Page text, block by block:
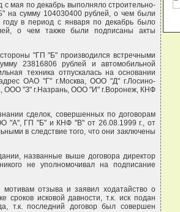
мая по декабрь выполняло строительно-
сумму 104030400 рублей, о чем были
в период с января по декабрь было
о чем также были подписаны акты
"ГП "Б" производился встречными
23816806 рублей и автомобильной
техника отпускалась на основании
ОАО "Г" г.Москва, ООО "Д" г.Лосино-
ООО "З" г.Назрань, ООО "И" г.Воронеж, КНФ
сделок, совершенных по договорам
"А", ГП "Б" и КНФ "В" от 26.08.1999 г., от
в следствие того, что они заключены
названные выше договора директор
не уполномочивал на подписание
мотивам отзыва и заявил ходатайство о
исковой давности, т.к. иск подан
т.к. последний договор был совершен